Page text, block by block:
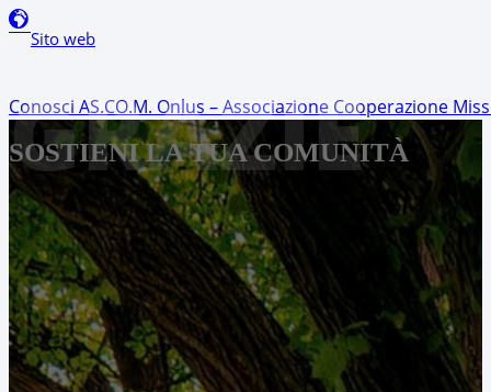
Sito web
Conosci AS.CO.M. Onlus – Associazione Cooperazione
GRAZIE
SOSTIENI LA TUA COMUNITÀ